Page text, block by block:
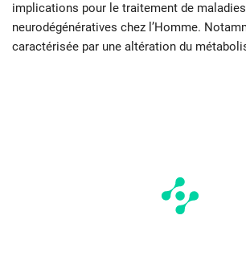
implications pour le traitement de maladies
neurodégénératives chez l’Homme.
caractérisée par une altération du